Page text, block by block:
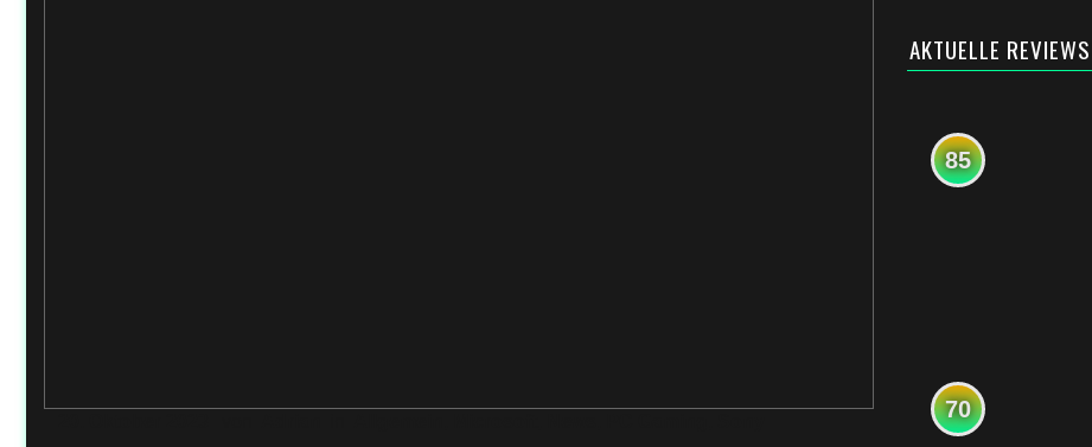
AKTUELLE REVIEWS
85
70